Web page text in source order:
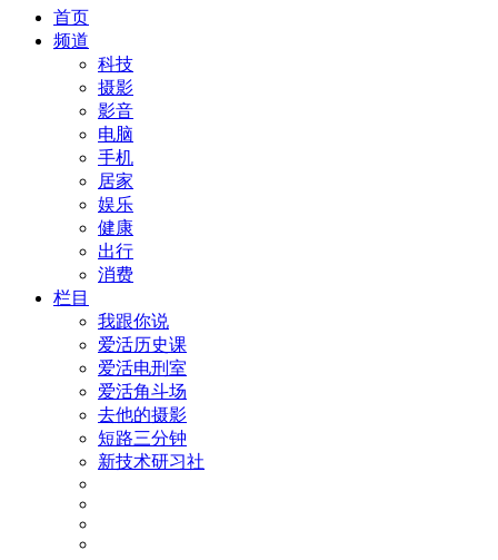
首页
频道
科技
摄影
影音
电脑
手机
居家
娱乐
健康
出行
消费
栏目
我跟你说
爱活历史课
爱活电刑室
爱活角斗场
去他的摄影
短路三分钟
新技术研习社